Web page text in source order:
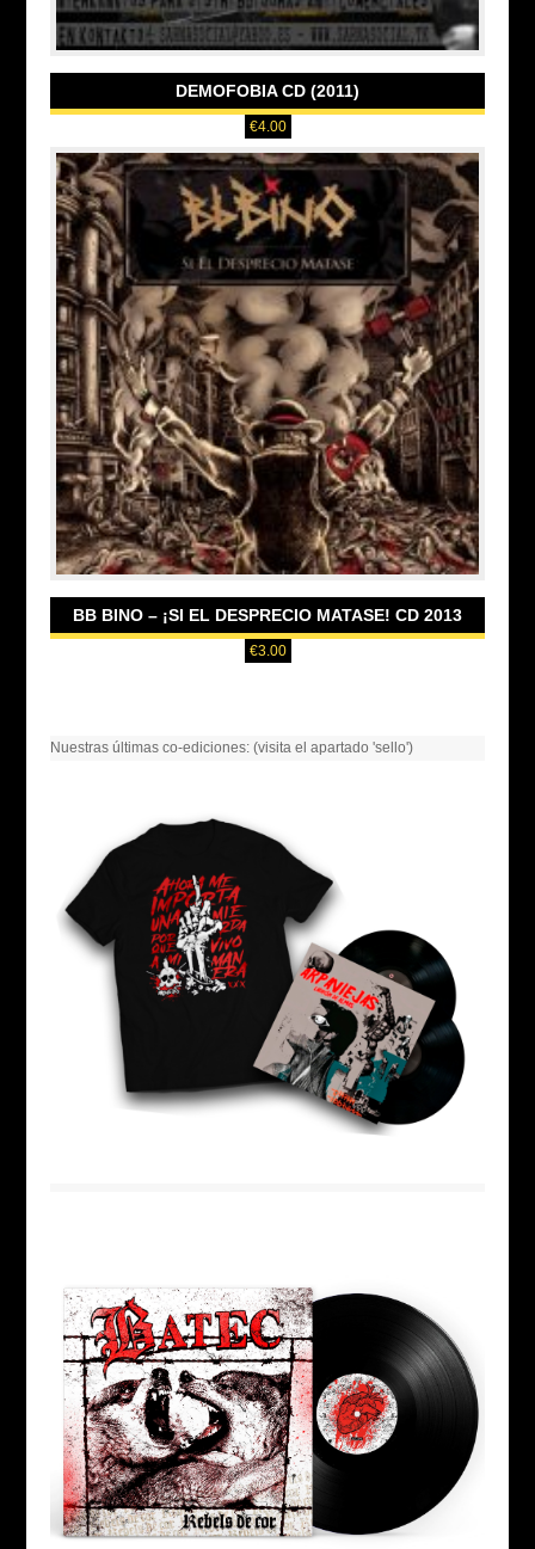
DEMOFOBIA CD (2011)
€4.00
BB BINO – ¡SI EL DESPRECIO MATASE! CD 2013
€3.00
Nuestras últimas co-ediciones: (visita el apartado 'sello')